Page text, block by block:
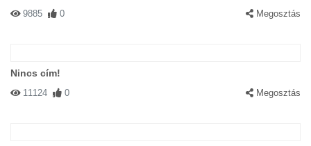
9885 0 Megosztás
Nincs cím!
11124 0 Megosztás